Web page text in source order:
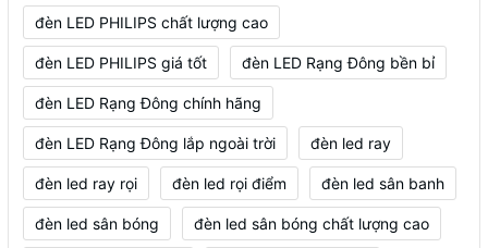
đèn LED PHILIPS chất lượng cao
đèn LED PHILIPS giá tốt đèn LED Rạng Đông bền bỉ
đèn LED Rạng Đông chính hãng
đèn LED Rạng Đông lắp ngoài trời đèn led ray
đèn led ray rọi đèn led rọi điểm đèn led sân banh
đèn led sân bóng đèn led sân bóng chất lượng cao